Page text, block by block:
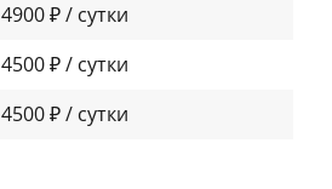
4900 ₽ / сутки
4500 ₽ / сутки
4500 ₽ / сутки